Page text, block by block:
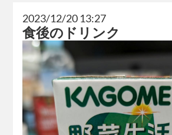
2023/12/20 13:27
食後のドリンク